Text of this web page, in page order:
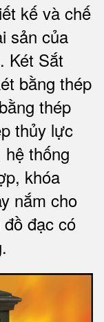
kế và chế
sản của
Két Sắt
bằng thép
thép
thủy lực
hệ thống
khóa
nắm cho
đạc có
.